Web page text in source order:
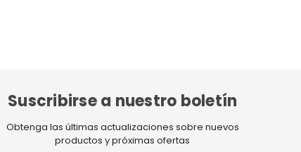
Suscribirse a nuestro boletín
Obtenga las últimas actualizaciones sobre nuevos
productos y próximas ofertas